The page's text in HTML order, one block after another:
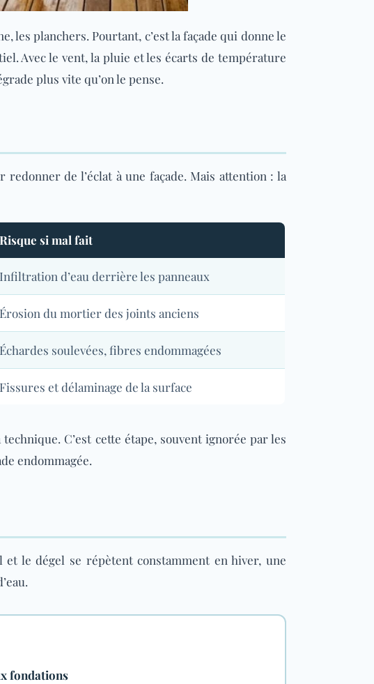
les planchers. Pourtant, c’est la façade qui donne le
Avec le vent, la pluie et les écarts de température
plus vite qu’on le pense.
de l’éclat à une façade. Mais attention : la
Risque si mal fait
Infiltration d’eau derrière les panneaux
Érosion du mortier des joints anciens
Échardes soulevées, fibres endommagées
Fissures et délaminage de la surface
C’est cette étape, souvent ignorée par les
endommagée.
le dégel se répètent constamment en hiver, une
fondations